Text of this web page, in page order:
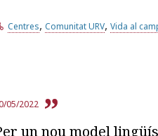
Centres, Comunitat URV, Vida al
05/2022
un nou model